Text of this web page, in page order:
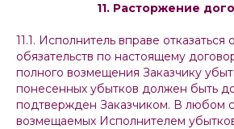
11. Расторжение
11.1. Исполнитель вправе отказаться
обязательств по настоящему
полного возмещения Заказчику
понесенных убытков должен быть
подтвержден Заказчиком. В любом
возмещаемых Исполнителем